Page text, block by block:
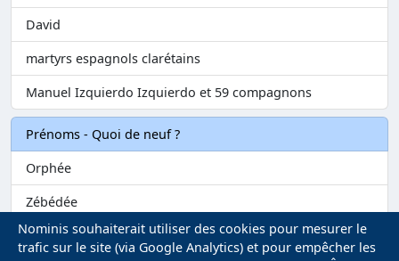
David
martyrs espagnols clarétains
Manuel Izquierdo Izquierdo et 59 compagnons
Prénoms - Quoi de neuf ?
Orphée
Zébédée
Melvil
Nominis souhaiterait utiliser des cookies pour mesurer le
trafic sur le site (via Google Analytics) et pour empêcher les